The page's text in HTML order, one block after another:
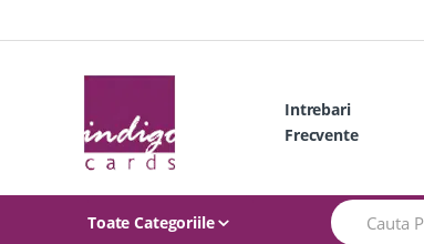
to
to
Intrebari
Frecvente
Toate Categoriile
Search